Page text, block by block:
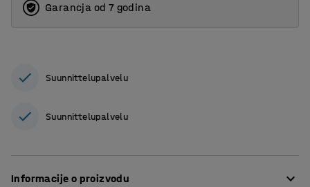
Garancja od 7 godina
Suunnittelupalvelu
Suunnittelupalvelu
Informacije o proizvodu